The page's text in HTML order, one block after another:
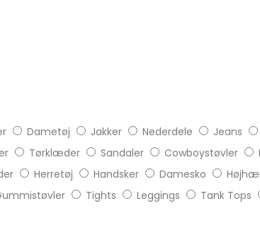
Dametøj Jakker Nederdele Jeans
Tørklæder Sandaler Cowboystøvler
Herretøj Handsker Damesko
Tights Leggings Tank Tops